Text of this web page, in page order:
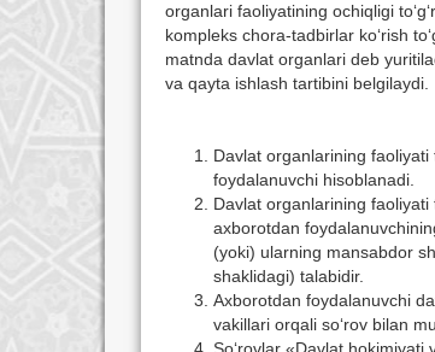
organlari faoliyatining ochiqligi
kompleks chora-tadbirlar kо‘rish
matnda davlat organlari deb
va qayta ishlash tartibini belgilaydi.
Davlat organlarining faoliyati
foydalanuvchi hisoblanadi.
Davlat organlarining faoliyati
axborotdan
(yoki) ularning mansabdor
shaklidagi) talabidir.
Axborotdan foydalanuvchi
vakillari orqali sо‘rov bilan